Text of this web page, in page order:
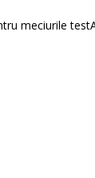
meciurile